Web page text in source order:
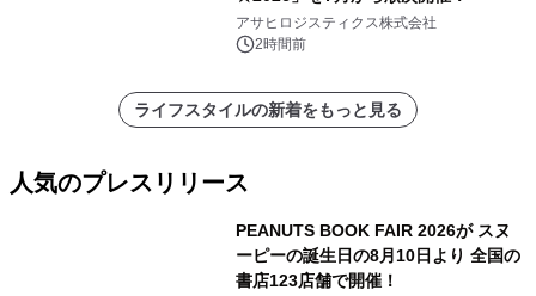
アサヒロジスティクス株式会社
2時間前
ライフスタイルの新着をもっと見る
人気のプレスリリース
PEANUTS BOOK FAIR 2026が スヌ
ーピーの誕生日の8月10日より 全国の
書店123店舗で開催！